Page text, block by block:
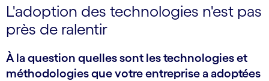
L'adoption des technologies n'est pas
près de ralentir
À la question quelles sont les technologies et
méthodologies que votre entreprise a adoptées